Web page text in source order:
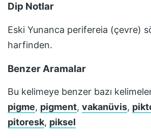
Dip Notlar
Eski Yunanca perifereia (çevre)
harfinden.
Benzer Aramalar
Bu kelimeye benzer bazı
pigme, pigment, vakanüvis,
pitoresk, piksel